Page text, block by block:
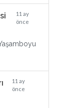
11 ay
önce
11 ay
önce